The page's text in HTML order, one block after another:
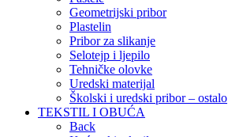
Geometrijski pribor
Plastelin
Pribor za slikanje
Selotejp i ljepilo
Tehničke olovke
Uredski materijal
Školski i uredski pribor – ostalo
TEKSTIL I OBUĆA
Back